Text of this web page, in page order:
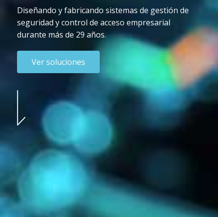
Diseñando y fabricando sistemas de gestión de
seguridad y control de acceso empresarial
durante más de 29 años.
Ver soluciones